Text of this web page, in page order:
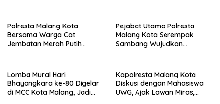
Kondusivitas
Polresta Malang Kota
Bersama Warga Cat
Jembatan Merah Putih
Pejabat Utama Polresta
Malang Kota Serempak
Sambang Wujudkan
Kanjuruhan
Lomba Mural Hari
Bhayangkara ke-80 Digelar
di MCC Kota Malang, Jadi
Kapolresta Malang Kota
Diskusi dengan Mahasiswa
UWG, Ajak Lawan Miras,